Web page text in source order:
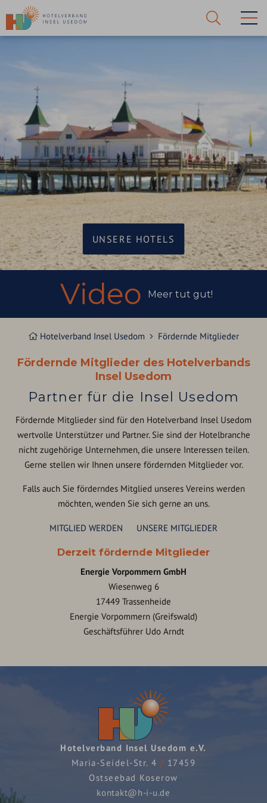
starten!
UNSERE HOTELS
Video Meer tut gut!
Hotelverband Insel Usedom Fördernde Mitglieder
Fördernde Mitglieder des Hotelverbands
Insel Usedom
Partner für die Insel Usedom
Fördernde Mitglieder sind für den Hotelverband Insel Usedom
wertvolle Unterstützer und Partner. Sie sind der Hotelbranche
nicht zugehörige Unternehmen, die unsere Interessen teilen.
Gerne stellen wir Ihnen unsere fördernden Mitglieder vor.
Falls auch Sie förderndes Mitglied unseres Vereins werden
möchten, wenden Sie sich gerne an uns.
MITGLIED WERDEN UNSERE MITGLIEDER
Derzeit fördernde Mitglieder
Energie Vorpommern GmbH
Wiesenweg 6
17449 Trassenheide
Energie Vorpommern (Greifswald)
Geschäftsführer Udo Arndt
Hotelverband Insel Usedom e.V.
Maria-Seidel-Str. 4/ 17459
Ostseebad Koserow
kontakt@h-i-u.de